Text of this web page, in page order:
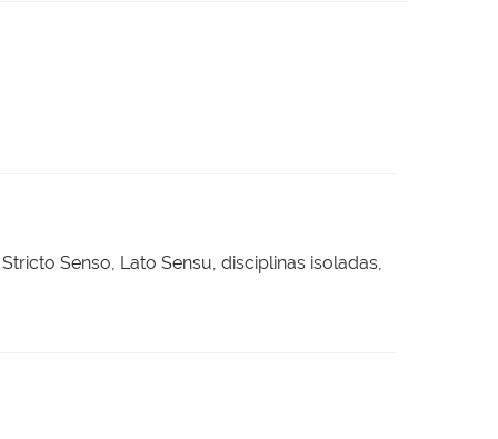
Senso, Lato Sensu, disciplinas isoladas,